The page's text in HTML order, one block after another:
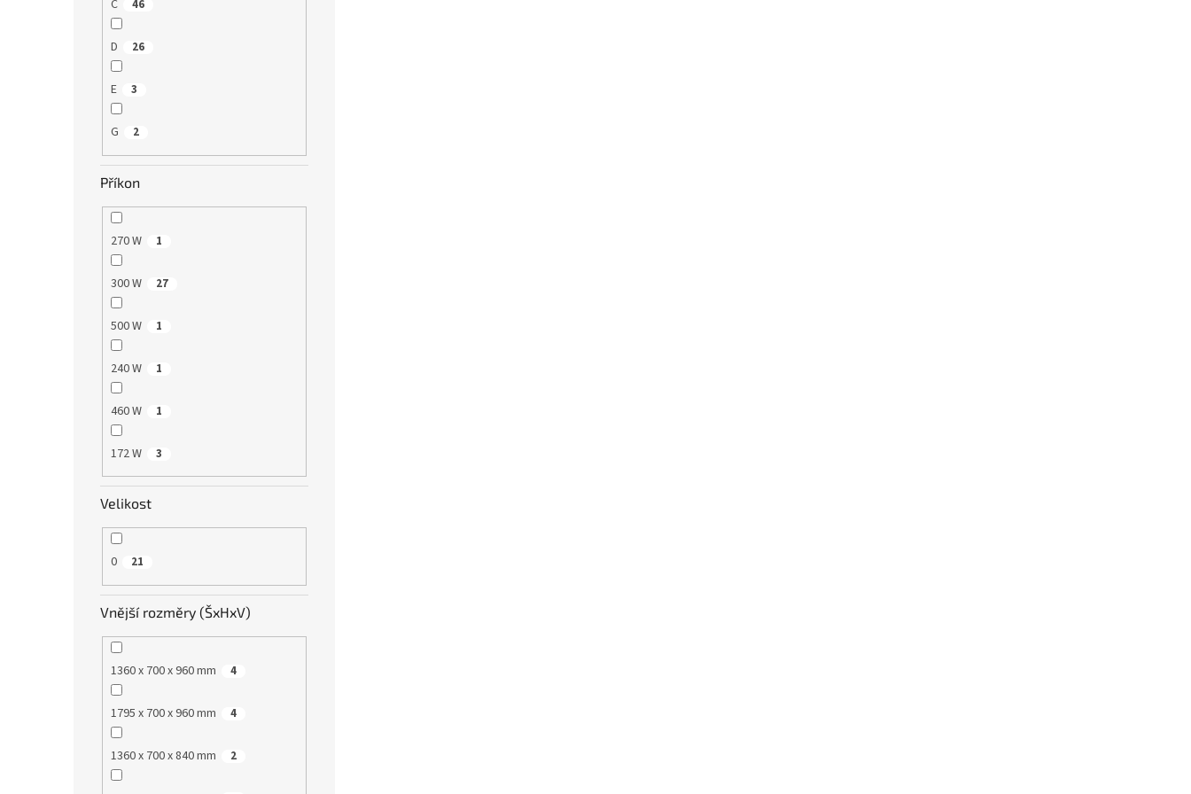
C 46
D 26
E 3
G 2
Příkon
270 W 1
300 W 27
500 W 1
240 W 1
460 W 1
172 W 3
Velikost
0 21
Vnější rozměry (ŠxHxV)
1360 x 700 x 960 mm 4
1795 x 700 x 960 mm 4
1360 x 700 x 840 mm 2